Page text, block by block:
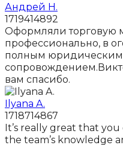
Андрей Н.
1719414892
Оформляли торговую
профессионально, в
полным юридическим
вам спасибо.
Ilyana A.
1718714867
It’s really great that
the team’s knowledge